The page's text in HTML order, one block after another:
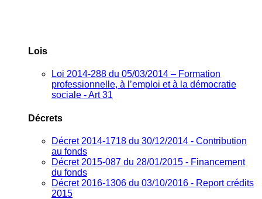
Lois
Loi 2014-288 du 05/03/2014 – Formation
professionnelle, à l’emploi et à la démocratie
sociale - Art 31
Décrets
Décret 2014-1718 du 30/12/2014 - Contribution
au fonds
Décret 2015-087 du 28/01/2015 - Financement
du fonds
Décret 2016-1306 du 03/10/2016 - Report crédits
2015